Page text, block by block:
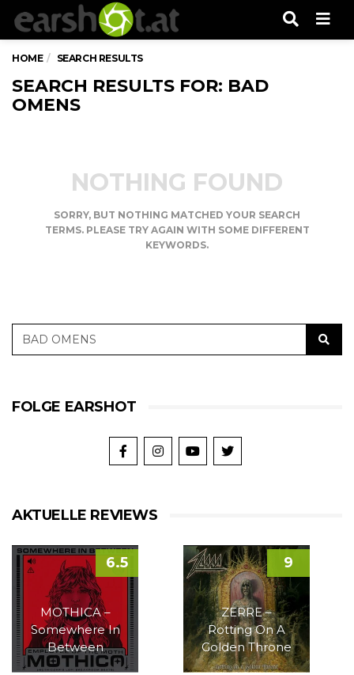
HOME SEARCH RESULTS
SEARCH RESULTS FOR: BAD
OMENS
NOTHING FOUND
SORRY, BUT NOTHING MATCHED YOUR SEARCH
TERMS. PLEASE TRY AGAIN WITH SOME DIFFERENT
KEYWORDS.
FOLGE EARSHOT
AKTUELLE REVIEWS
MOTHICA –
Somewhere In
Between
6.5
ZERRE –
Rotting On A
Golden Throne
9